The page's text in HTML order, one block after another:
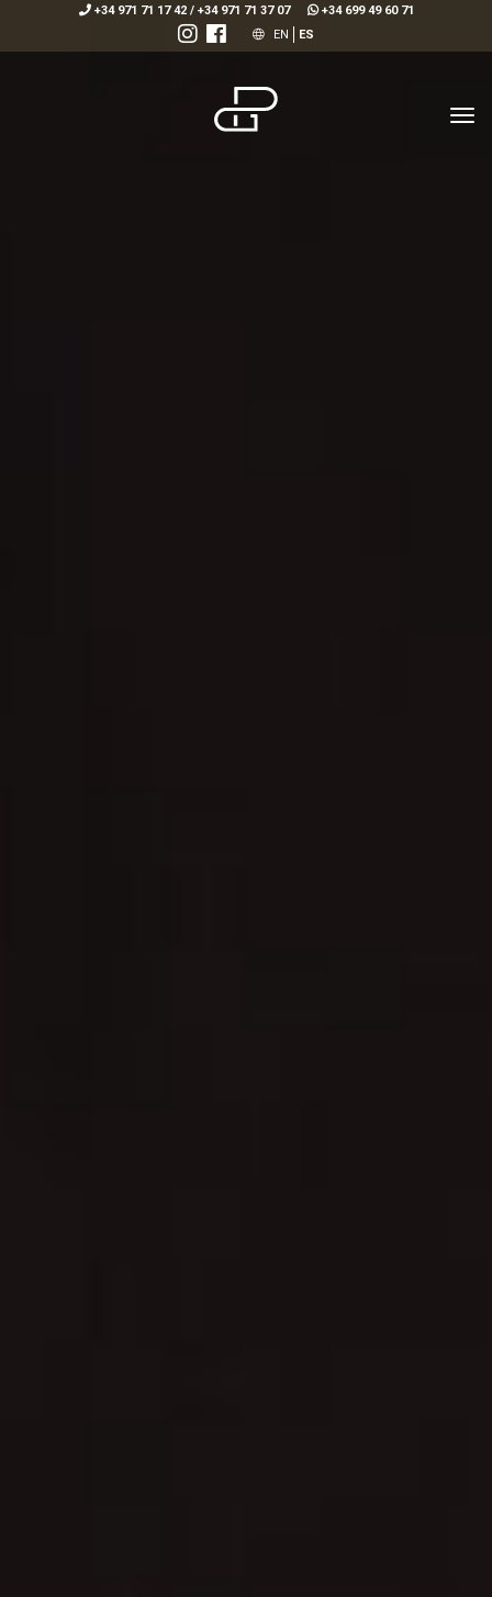
+34 971 71 17 42/ +34 971 71 37 07
+34 699 49 60 71
EN
ES